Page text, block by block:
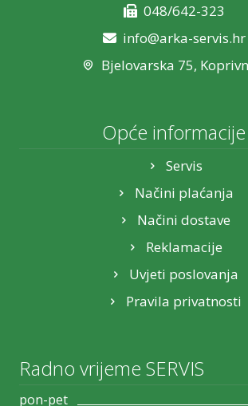
Žičano
Ne
Optički
048/642-323
info@arka-servis.hr
Bjelovarska 75,
Opće informacije
Servis
Načini plaćanja
Načini dostave
Reklamacije
Uvjeti poslovanja
Pravila privatnosti
Radno vrijeme SERVIS
pon-pet